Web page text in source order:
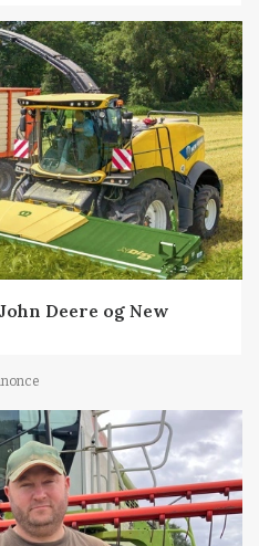
Deere og New